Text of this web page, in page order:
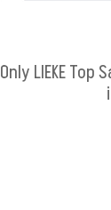
Only LIEKE Top